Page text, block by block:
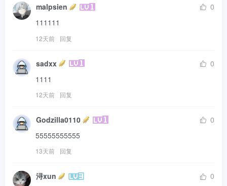
malpsien
0
111111
12天前 回复
sadxx
0
1111
12天前 回复
Godzilla0110
0
55555555555
13天前 回复
浔xun
0